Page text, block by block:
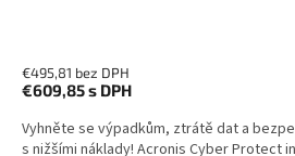
€495,81 bez DPH
€609,85s DPH
Vyhněte se výpadkům, ztrátě dat a
s nižšími náklady! Acronis Cyber Protect